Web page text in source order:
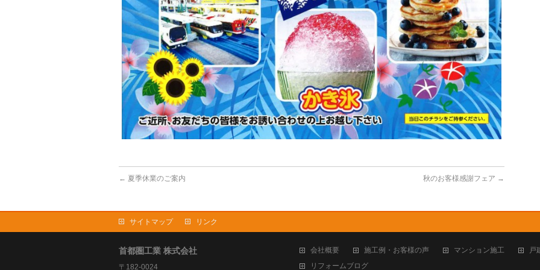
← 夏季休業のご案内 秋のお客様感謝フェア →
サイトマップ リンク
首都圏工業 株式会社
〒182-0024
会社概要 施工例・お客様の声 マンション施工 戸
リフォームブログ